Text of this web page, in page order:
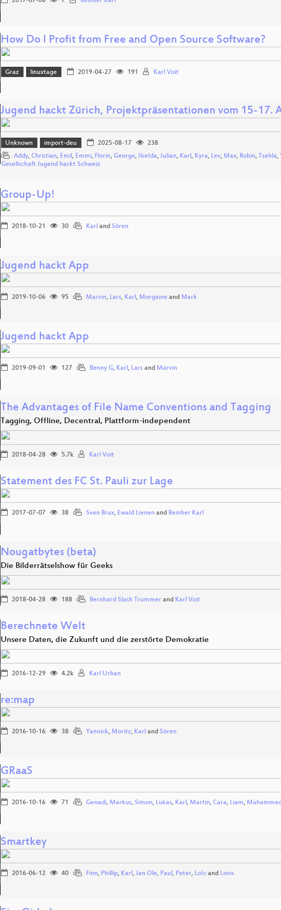
How Do I Profit from Free and Open Source Software?
Graz linuxtage 2019-04-27 191 Karl Voit
Jugend hackt Zürich, Projektpräsentationen vom 15-17.
Unknown import-deu 2025-08-17
238
Addy, Christian, Emil , Emmi, Florin, George, IlseIda, Julian, Karl , Kyra, Lev, Max, Robin, Tsehla,
Gesellschaft Jugend hackt Schweiz
Group-Up!
2018-10-21 30 Karl and Sören
Jugend hackt App
2019-10-06 95 Marvin, Lars, Karl , Morgaine and Mark
Jugend hackt App
2019-09-01 127 Benny G, Karl , Lars and Marvin
The Advantages of File Name Conventions and Tagging
Tagging, Offline, Decentral, Plattform-independent
2018-04-28 5.7k Karl Voit
Statement des FC St. Pauli zur Lage
2017-07-07 38 Sven Brux, Ewald Lienen and Reinher Karl
Nougatbytes (beta)
Die Bilderrätselshow für Geeks
2018-04-28 188 Bernhard Slash Trummer and Karl Voit
Berechnete Welt
Unsere Daten, die Zukunft und die zerstörte Demokratie
2016-12-29 4.2k Karl Urban
re:map
2016-10-16 38 Yannick, Moritz, Karl and Sören
GRaaS
2016-10-16 71 Genadi, Markus, Simon, Lukas, Karl , Martin, Cara, Liam, Muhammed
Smartkey
2016-06-12 40 Finn, Phillip, Karl , Jan Ole, Paul , Peter, Loїc and Lovis